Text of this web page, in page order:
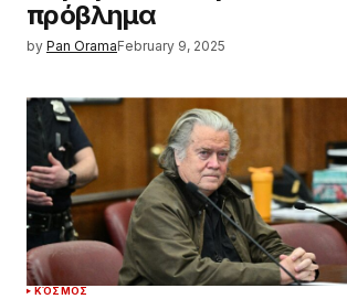
πρόβλημα
by Pan OramaFebruary 9, 2025
ΚΌΣΜΟΣ